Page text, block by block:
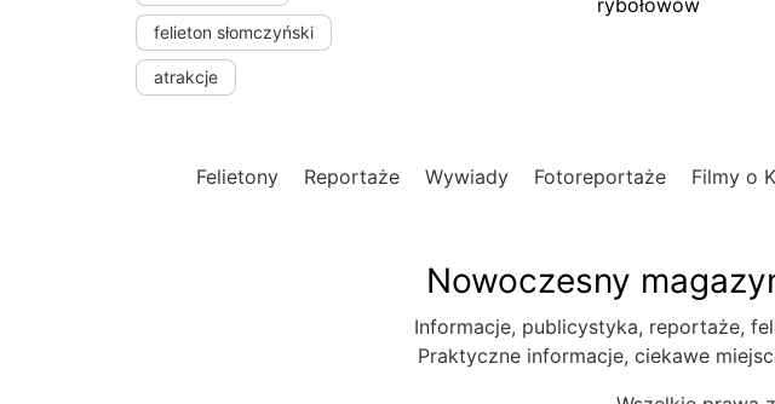
felieton słomczyński
atrakcje
rybołowów
Felietony Reportaże Wywiady Fotoreportaże Filmy o
Nowoczesny
Informacje, publicystyka, reportaże,
Praktyczne informacje, ciekawe